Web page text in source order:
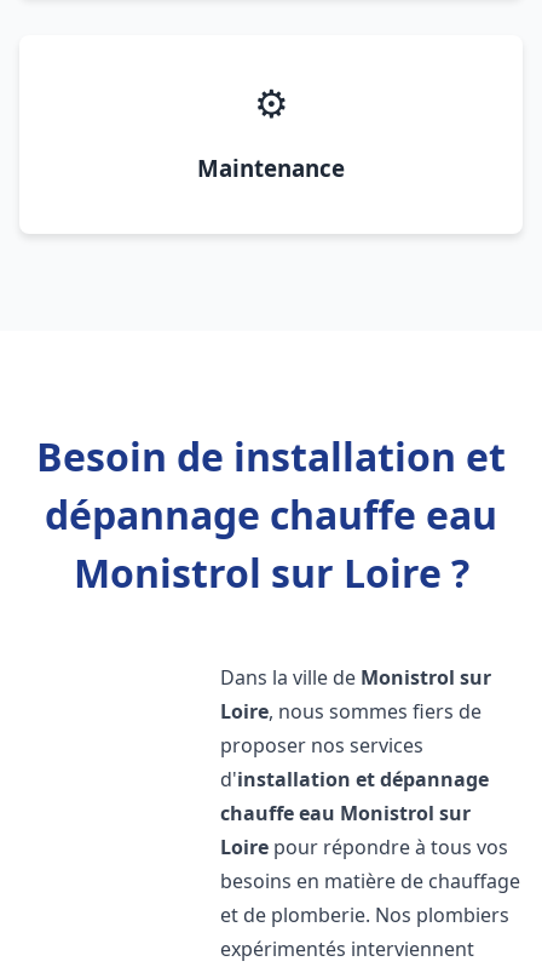
⚙️
Maintenance
Besoin de installation et
dépannage chauffe eau
Monistrol sur Loire ?
Dans la ville de Monistrol sur
Loire, nous sommes fiers de
proposer nos services
d'installation et dépannage
chauffe eau Monistrol sur
Loire pour répondre à tous vos
besoins en matière de chauffage
et de plomberie. Nos plombiers
expérimentés interviennent